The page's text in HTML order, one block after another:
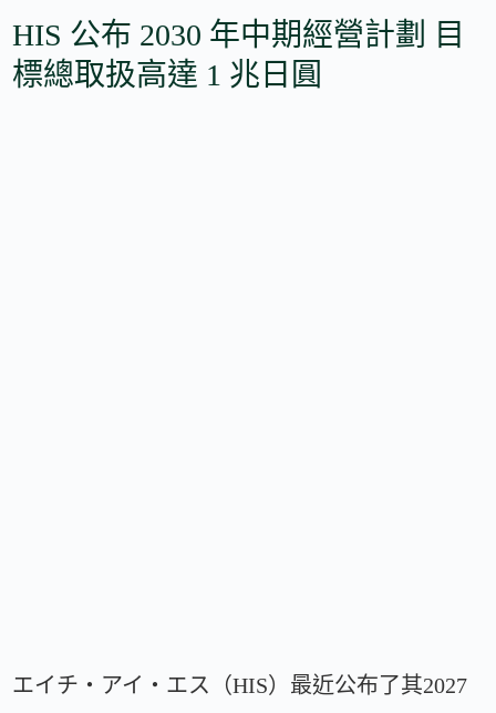
HIS 公布 2030 年中期經營計劃 目
標總取扱高達 1 兆日圓
エイチ・アイ・エス（HIS）最近公布了其2027